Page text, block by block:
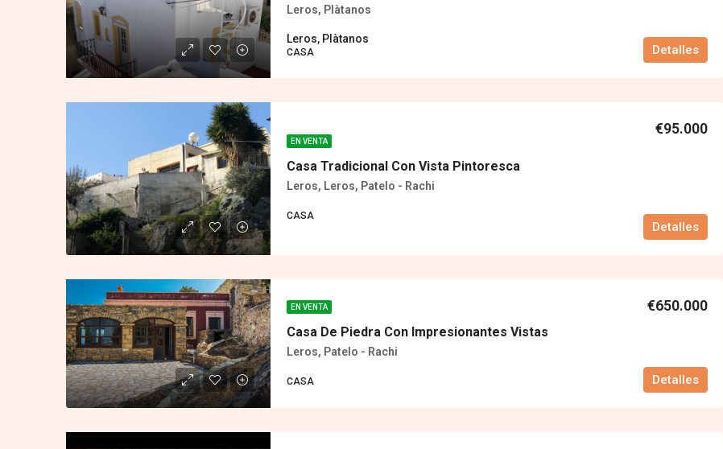
Leros, Plàtanos
Leros, Plàtanos
CASA Detalles
EN VENTA
Casa Tradicional Con Vista Pintoresca
€95.000
Leros, Leros, Patelo - Rachi
CASA
Detalles
EN VENTA
Casa De Piedra Con Impresionantes Vistas
€650.000
Leros, Patelo - Rachi
CASA Detalles